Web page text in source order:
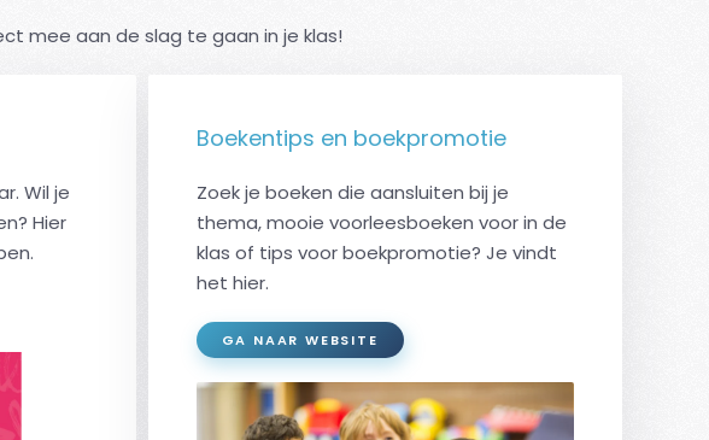
mee aan de slag te gaan in je klas!
Wil je
Hier
Boekentips en boekpromotie
Zoek je boeken die aansluiten bij je
thema, mooie voorleesboeken voor in de
klas of tips voor boekpromotie? Je vindt
het hier.
GA NAAR WEBSITE